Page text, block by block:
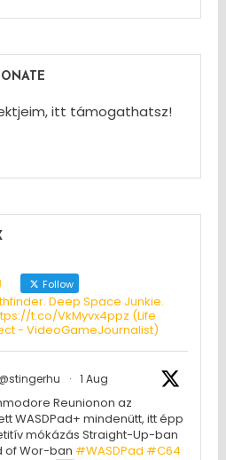
itt támogathatsz!
Follow
Deep Space Junkie.
t.co/VkMyvx4ppz (Life
- VideoGameJournalist)
@stingerhu · 1 Aug
Reunionon az
WASDPad+ mindenütt, itt épp
mókázás Straight-Up-ban
of Wor-ban #WASDPad #C64